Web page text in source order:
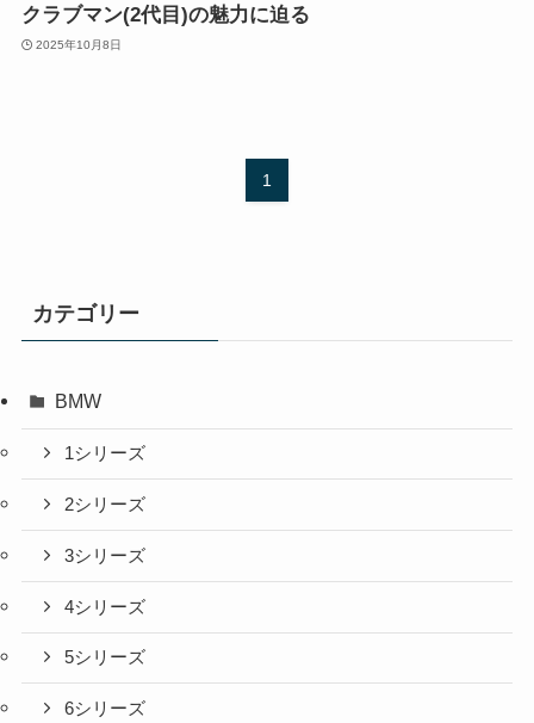
クラブマン(2代目)の魅力に迫る
2025年10月8日
1
カテゴリー
BMW
1シリーズ
2シリーズ
3シリーズ
4シリーズ
5シリーズ
6シリーズ